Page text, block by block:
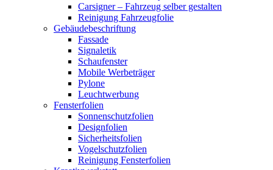
Carsigner – Fahrzeug selber gestalten
Reinigung Fahrzeugfolie
Gebäudebeschriftung
Fassade
Signaletik
Schaufenster
Mobile Werbeträger
Pylone
Leuchtwerbung
Fensterfolien
Sonnenschutzfolien
Designfolien
Sicherheitsfolien
Vogelschutzfolien
Reinigung Fensterfolien